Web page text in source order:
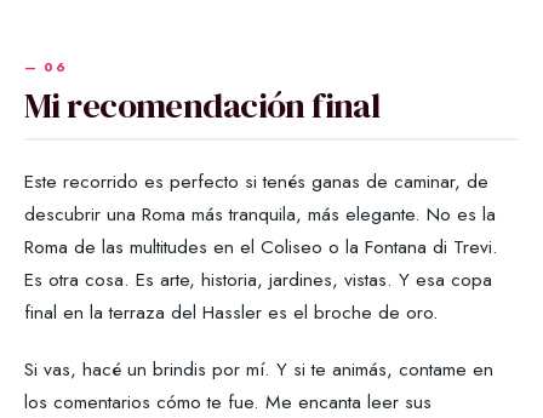
Mi recomendación final
Este recorrido es perfecto si tenés ganas de caminar, de
descubrir una Roma más tranquila, más elegante. No es la
Roma de las multitudes en el Coliseo o la Fontana di Trevi.
Es otra cosa. Es arte, historia, jardines, vistas. Y esa copa
final en la terraza del Hassler es el broche de oro.
Si vas, hacé un brindis por mí. Y si te animás, contame en
los comentarios cómo te fue. Me encanta leer sus